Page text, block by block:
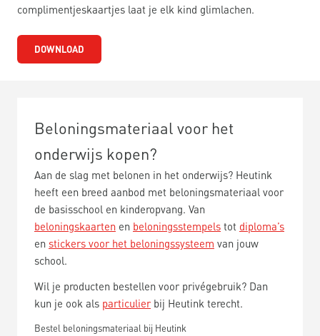
complimentjeskaartjes laat je elk kind glimlachen.
DOWNLOAD
Beloningsmateriaal voor het
onderwijs kopen?
Aan de slag met belonen in het onderwijs? Heutink
heeft een breed aanbod met beloningsmateriaal voor
de basisschool en kinderopvang. Van
beloningskaarten en beloningsstempels tot diploma’s
en stickers voor het beloningssysteem van jouw
school.
Wil je producten bestellen voor privégebruik? Dan
kun je ook als particulier bij Heutink terecht.
Bestel beloningsmateriaal bij Heutink